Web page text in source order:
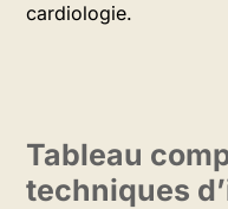
cardiologie.
Tableau
techniques